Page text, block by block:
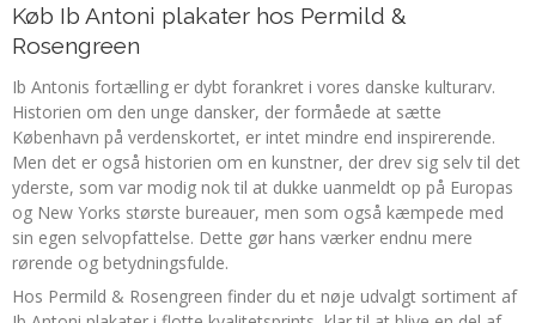
Køb Ib Antoni plakater hos Permild &
Rosengreen
Ib Antonis fortælling er dybt forankret i vores danske kulturarv.
Historien om den unge dansker, der formåede at sætte
København på verdenskortet, er intet mindre end inspirerende.
Men det er også historien om en kunstner, der drev sig selv til det
yderste, som var modig nok til at dukke uanmeldt op på Europas
og New Yorks største bureauer, men som også kæmpede med
sin egen selvopfattelse. Dette gør hans værker endnu mere
rørende og betydningsfulde.
Hos Permild & Rosengreen finder du et nøje udvalgt sortiment af